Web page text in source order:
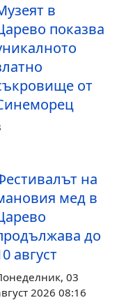
в
показва
от
на
мед в
до
август
03
2026 08:16